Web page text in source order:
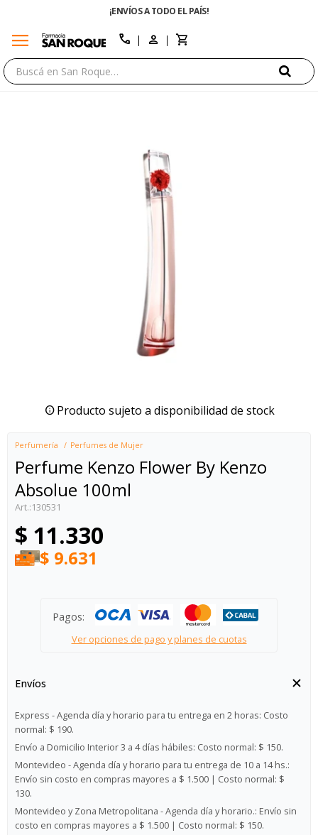
¡ENVÍOS A TODO EL PAÍS!
menu call
Producto sujeto a disponibilidad de stock
Perfumería Perfumes de Mujer
Perfume Kenzo Flower By Kenzo
Absolue 100ml
130531
$ 11.330
$ 9.631
Pagos:
Ver opciones de pago y planes de cuotas
Envíos
Express - Agenda día y horario para tu entrega en 2 horas: Costo
normal: $ 190.
Envío a Domicilio Interior 3 a 4 días hábiles: Costo normal: $ 150.
Montevideo - Agenda día y horario para tu entrega de 10 a 14 hs.:
Envío sin costo en compras mayores a $ 1.500 | Costo normal: $
130.
Montevideo y Zona Metropolitana - Agenda día y horario.: Envío sin
costo en compras mayores a $ 1.500 | Costo normal: $ 150.
close